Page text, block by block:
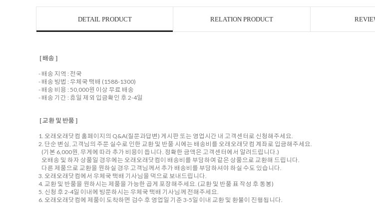
DETAIL PRODUCT RELATION PRODUCT
[ 배송 ]
- 배송 지역 : 전국
- 배송 방법 : 우체국 택배 (1588-1300)
- 배송 비용 : 50,000원 이상 무료 배송
- 배송 기간 : 휴일 제외 입금확인 후 2-4일
[ 교환 및 반품 ]
1. 오래오래닷컴 홈페이지의 Q&A(질문과답변) 게시판 또는 영업시간 내 고객센터로 신청해주세요.
2. 단순 변심, 고객님의 주문 실수로 인한 교환 및 반품 시에는 배송비를 오래오래닷컴 계좌로 입금해주세요.
(기본 6,000원, 무게에 따라 추가 비용이 듭니다. 정확한 금액은 고객센터에서 알려드립니다.)
오배송 및 하자 상품일 경우에는 오래오래닷컴이 배송비를 부담하여 같은 상품으로 교환해 드립니다.
다른 제품으로 교환을 원하실 경우 고객님께서 추가 배송비를 부담하셔야 하실 수도 있습니다.
3. 오래오래닷컴에서 우체국 택배 기사님을 댁으로 보내드립니다.
4. 교환 및 반품을 원하시는 제품을 가능한 곱게 포장해주세요. (교환 및 반품 표 작성 후 동봉)
5. 신청 후 2-4일 이내에 방문하시는 우체국 택배 기사님께 전해주세요.
6. 오래오래닷컴에 제품이 도착하면 검수 후 영업일 기준 3-5일 이내 교환 및 환불이 진행됩니다.